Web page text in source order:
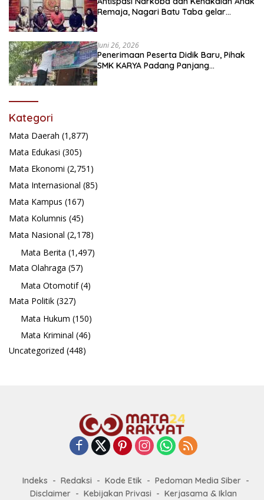
Remaja, Nagari Batu Taba gelar
Juni 26, 2026
Penerimaan Peserta Didik Baru, Pihak
SMK KARYA Padang Panjang
Kategori
Mata Daerah (1,877)
Mata Edukasi (305)
Mata Ekonomi (2,751)
Mata Internasional (85)
Mata Kampus (167)
Mata Kolumnis (45)
Mata Nasional (2,178)
Mata Berita (1,497)
Mata Olahraga (57)
Mata Otomotif(4)
Mata Politik (327)
Mata Hukum (150)
Mata Kriminal (46)
Uncategorized (448)
Indeks Redaksi Kode Etik
Pedoman Media Siber
Disclaimer
Kebijakan Privasi Kerjasama & Iklan